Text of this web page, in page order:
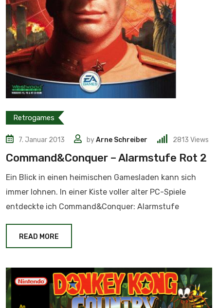
Retrogames
7. Januar 2013 byArne Schreiber 2813 Views
Command&Conquer – Alarmstufe Rot 2
Ein Blick in einen heimischen Gamesladen kann sich
immer lohnen. In einer Kiste voller alter PC-Spiele
entdeckte ich Command&Conquer: Alarmstufe
READ MORE